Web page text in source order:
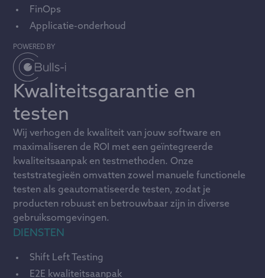
FinOps
Applicatie-onderhoud
POWERED BY
Kwaliteitsgarantie en
testen
Wij verhogen de kwaliteit van jouw software en
maximaliseren de ROI met een geïntegreerde
kwaliteitsaanpak en testmethoden. Onze
teststrategieën omvatten zowel manuele functionele
testen als geautomatiseerde testen, zodat je
producten robuust en betrouwbaar zijn in diverse
gebruiksomgevingen.
DIENSTEN
Shift Left Testing
E2E kwaliteitsaanpak